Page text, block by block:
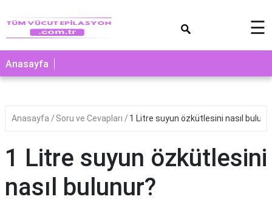
☰
Anasayfa
Anasayfa Soru ve Cevapları 1 Litre suyun özkütlesini nasıl
1 Litre suyun özkütlesini
nasıl bulunur?